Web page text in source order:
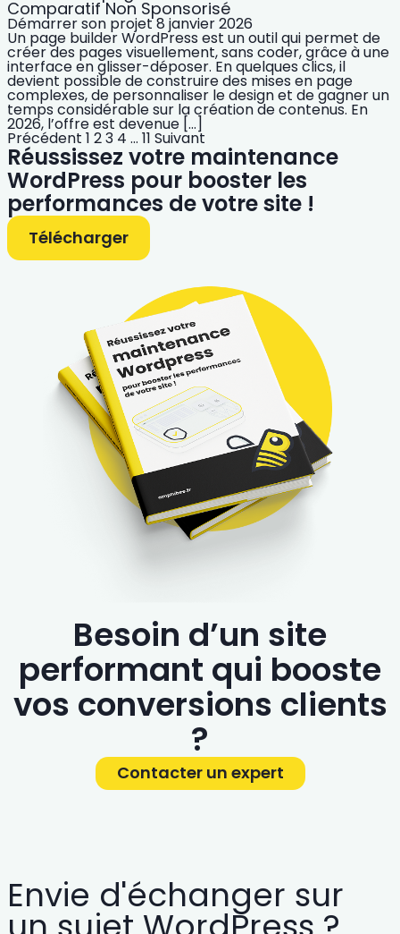
Comparatif Non Sponsorisé
Démarrer son projet8 janvier 2026
Un page builder WordPress est un outil qui permet de
créer des pages visuellement, sans coder, grâce à une
interface en glisser-déposer. En quelques clics, il
devient possible de construire des mises en page
complexes, de personnaliser le design et de gagner un
temps considérable sur la création de contenus. En
2026, l’offre est devenue […]
Précédent 1 23 4 … 11 Suivant
Réussissez votre maintenance
WordPress pour booster les
performances de votre site !
Télécharger
Besoin d’un site
performant qui booste
vos conversions clients
?
Contacter un expert
Envie d'échanger sur